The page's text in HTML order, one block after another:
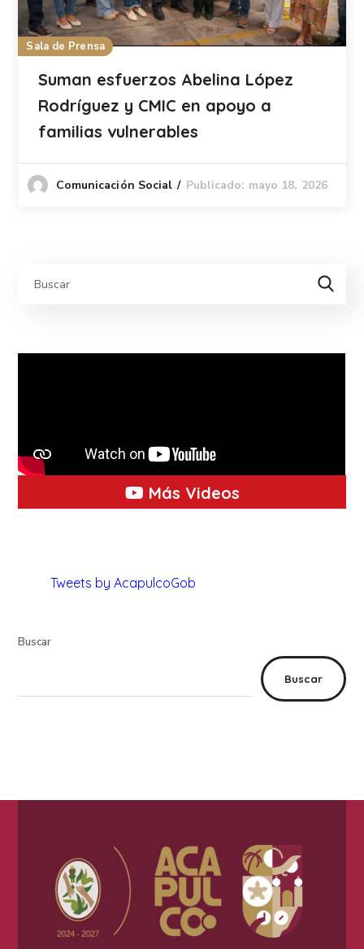
Sala de Prensa
Suman esfuerzos Abelina López
Rodríguez y CMIC en apoyo a
familias vulnerables
Comunicación Social Publicado: mayo 18, 2026
Más Videos
Tweets by AcapulcoGob
Buscar
Buscar